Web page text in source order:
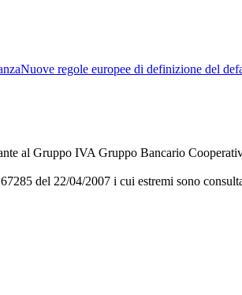
Nuove regole europee di definizione del
al Gruppo IVA Gruppo Bancario
del 22/04/2007 i cui estremi sono